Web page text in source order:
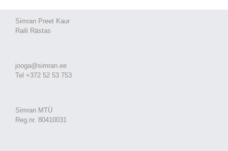
Simran Preet Kaur
Raili Rästas
jooga@simran.ee
Tel +372 52 53 753
Simran MTÜ
Reg.nr. 80410031